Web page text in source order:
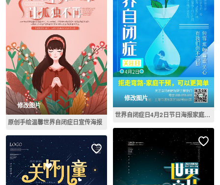
修改图片
原创手绘温馨世界自闭症日宣传海报
修改图片
世界自闭症日4月2日节日海报家庭干预